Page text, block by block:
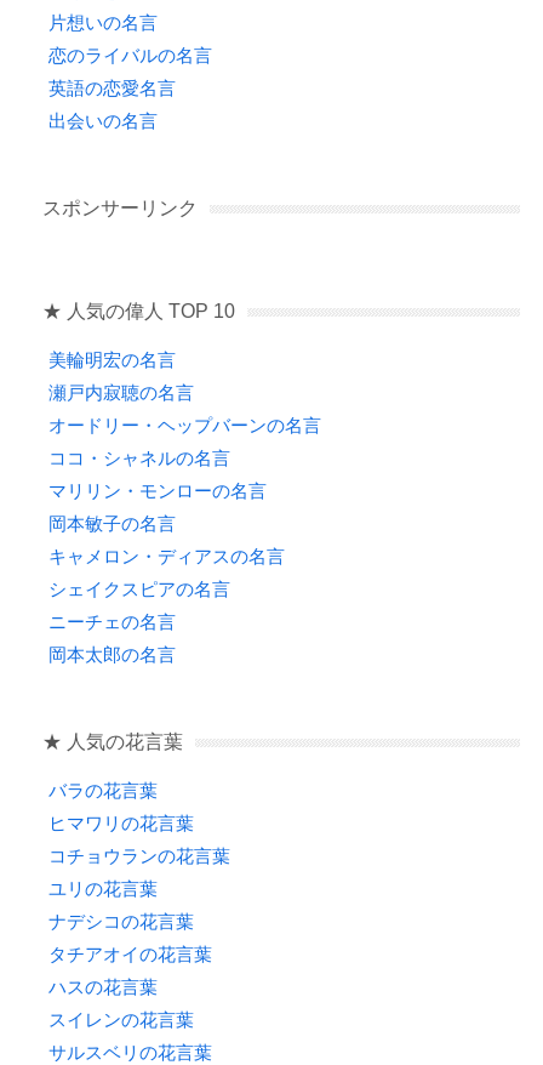
片想いの名言
恋のライバルの名言
英語の恋愛名言
出会いの名言
スポンサーリンク
★ 人気の偉人 TOP 10
美輪明宏の名言
瀬戸内寂聴の名言
オードリー・ヘップバーンの名言
ココ・シャネルの名言
マリリン・モンローの名言
岡本敏子の名言
キャメロン・ディアスの名言
シェイクスピアの名言
ニーチェの名言
岡本太郎の名言
★ 人気の花言葉
バラの花言葉
ヒマワリの花言葉
コチョウランの花言葉
ユリの花言葉
ナデシコの花言葉
タチアオイの花言葉
ハスの花言葉
スイレンの花言葉
サルスベリの花言葉